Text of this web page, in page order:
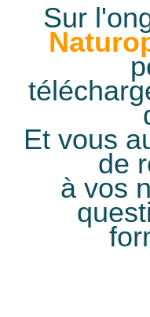
Sur
Et vous
de
à vos